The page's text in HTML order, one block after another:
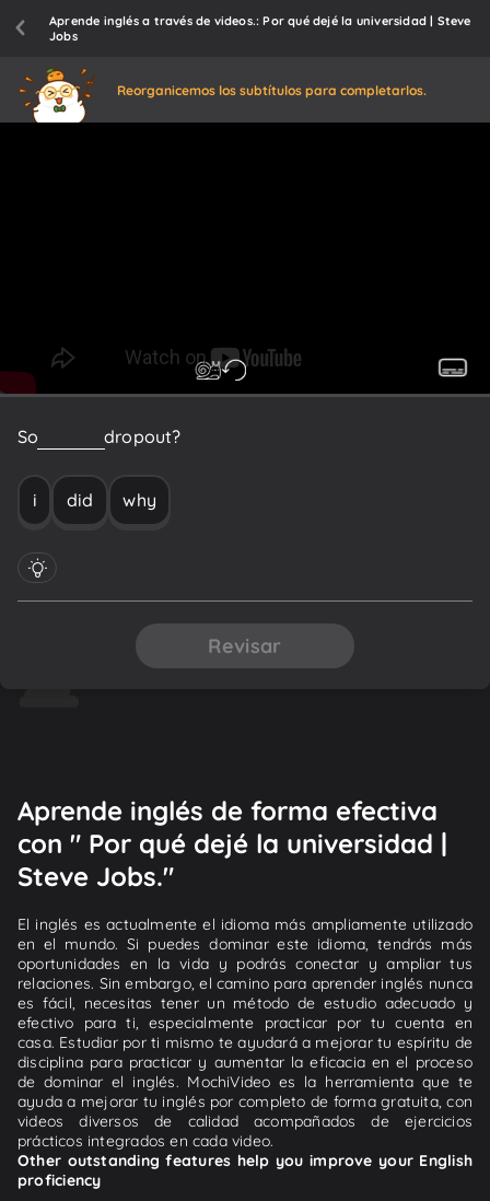
Aprende inglés a través de videos.: Por qué dejé la universidad | Steve
Jobs
Reorganicemos los subtítulos para completarlos.
So dropout?
i did why
Revisar
Aprende inglés de forma efectiva
con " Por qué dejé la universidad |
Steve Jobs."
El inglés es actualmente el idioma más ampliamente utilizado
en el mundo. Si puedes dominar este idioma, tendrás más
oportunidades en la vida y podrás conectar y ampliar tus
relaciones. Sin embargo, el camino para aprender inglés nunca
es fácil, necesitas tener un método de estudio adecuado y
efectivo para ti, especialmente practicar por tu cuenta en
casa. Estudiar por ti mismo te ayudará a mejorar tu espíritu de
disciplina para practicar y aumentar la eficacia en el proceso
de dominar el inglés. MochiVideo es la herramienta que te
ayuda a mejorar tu inglés por completo de forma gratuita, con
videos diversos de calidad acompañados de ejercicios
prácticos integrados en cada video.
Other outstanding features help you improve your English
proficiency